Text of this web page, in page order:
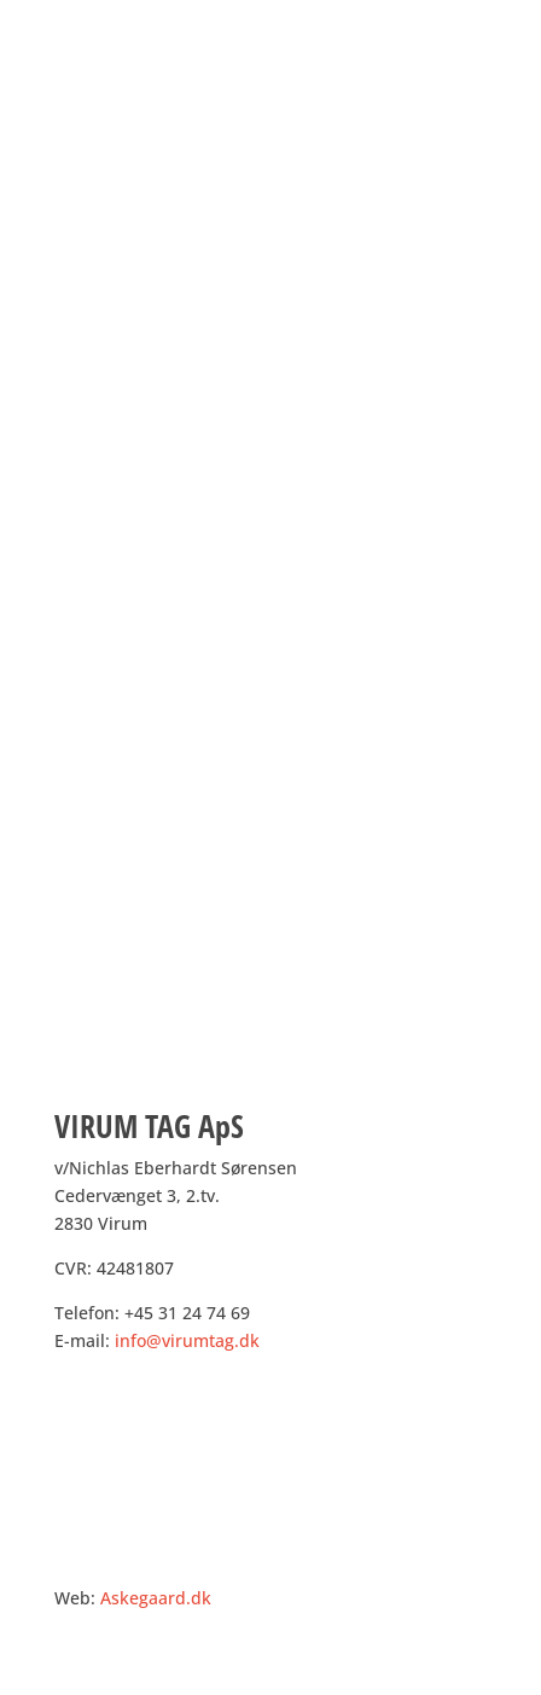
VIRUM TAG ApS
v/Nichlas Eberhardt Sørensen
Cedervænget 3, 2.tv.
2830 Virum
CVR: 42481807
Telefon: +45 31 24 74 69
E-mail: info@virumtag.dk
Web: Askegaard.dk